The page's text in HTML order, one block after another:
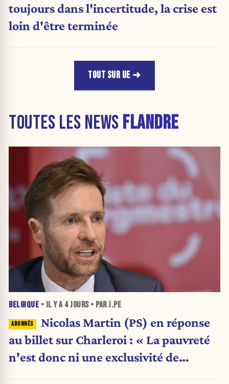
toujours dans l'incertitude, la crise est
loin d'être terminée
TOUT SUR UE
TOUTES LES NEWS FLANDRE
BELGIQUE • IL Y A 4 JOURS• PAR J.PE
Nicolas Martin (PS) en réponse
au billet sur Charleroi : « La pauvreté
n'est donc ni une exclusivité de